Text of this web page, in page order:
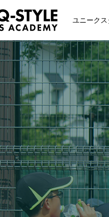
ユニーク
初めての方
システム・クラス・料
スクール紹介・コーチ